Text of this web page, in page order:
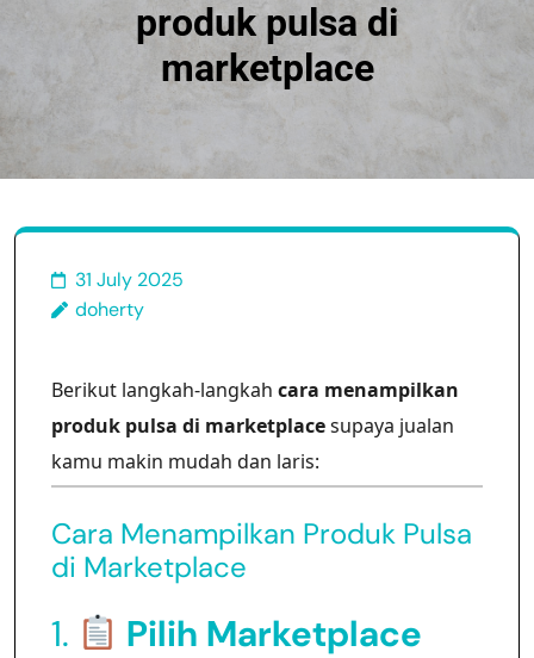
produk pulsa di
marketplace
31 July 2025
doherty
Berikut langkah-langkah cara menampilkan
produk pulsa di marketplacesupaya jualan
kamu makin mudah dan laris:
Cara Menampilkan Produk Pulsa
di Marketplace
1.
Pilih Marketplace